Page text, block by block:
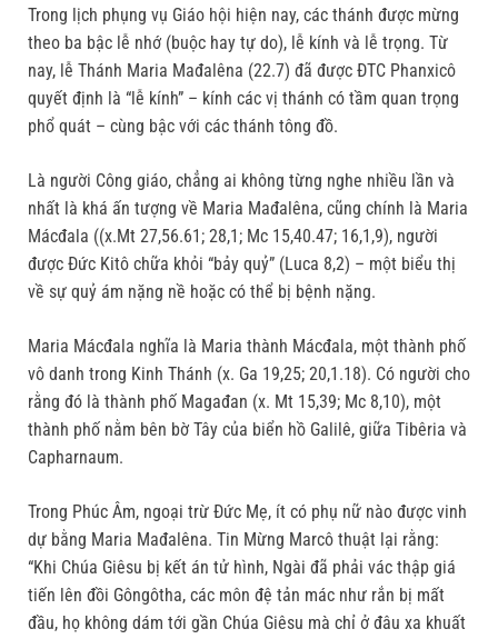
Trong lịch phụng vụ Giáo hội hiện nay, các thánh được mừng
theo ba bậc lễ nhớ (buộc hay tự do), lễ kính và lễ trọng. Từ
nay, lễ Thánh Maria Mađalêna (22.7) đã được ĐTC Phanxicô
quyết định là “lễ kính” – kính các vị thánh có tầm quan trọng
phổ quát – cùng bậc với các thánh tông đồ.
Là người Công giáo, chẳng ai không từng nghe nhiều lần và
nhất là khá ấn tượng về Maria Mađalêna, cũng chính là Maria
Mácđala ((x.Mt 27,56.61; 28,1; Mc 15,40.47; 16,1,9), người
được Ðức Kitô chữa khỏi “bảy quỷ” (Luca 8,2) – một biểu thị
về sự quỷ ám nặng nề hoặc có thể bị bệnh nặng.
Maria Mácđala nghĩa là Maria thành Mácđala, một thành phố
vô danh trong Kinh Thánh (x. Ga 19,25; 20,1.18). Có người cho
rằng đó là thành phố Magađan (x. Mt 15,39; Mc 8,10), một
thành phố nằm bên bờ Tây của biển hồ Galilê, giữa Tibêria và
Capharnaum.
Trong Phúc Âm, ngoại trừ Đức Mẹ, ít có phụ nữ nào được vinh
dự bằng Maria Mađalêna. Tin Mừng Marcô thuật lại rằng:
“Khi Chúa Giêsu bị kết án tử hình, Ngài đã phải vác thập giá
tiến lên đồi Gôngôtha, các môn đệ tản mác như rắn bị mất
đầu, họ không dám tới gần Chúa Giêsu mà chỉ ở đâu xa khuất